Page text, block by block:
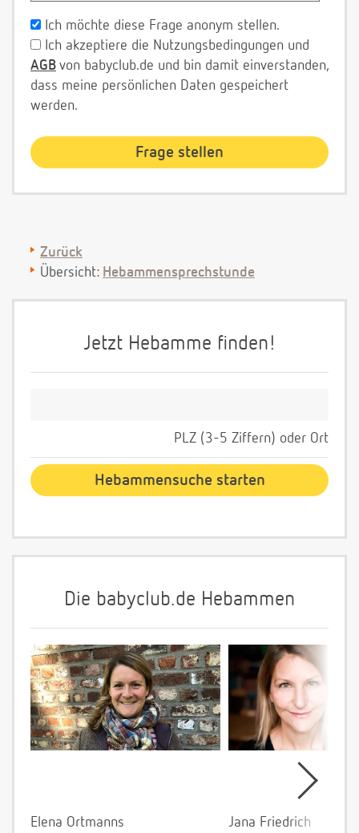
Ich möchte diese Frage anonym stellen.
Ich akzeptiere die Nutzungsbedingungen und
AGB von babyclub.de und bin damit einverstanden,
dass meine persönlichen Daten gespeichert
werden.
Zurück
Übersicht: Hebammensprechstunde
Jetzt Hebamme finden!
PLZ (3-5 Ziffern) oder Ort
Die babyclub.de Hebammen
Elena Ortmanns Jana Friedrich